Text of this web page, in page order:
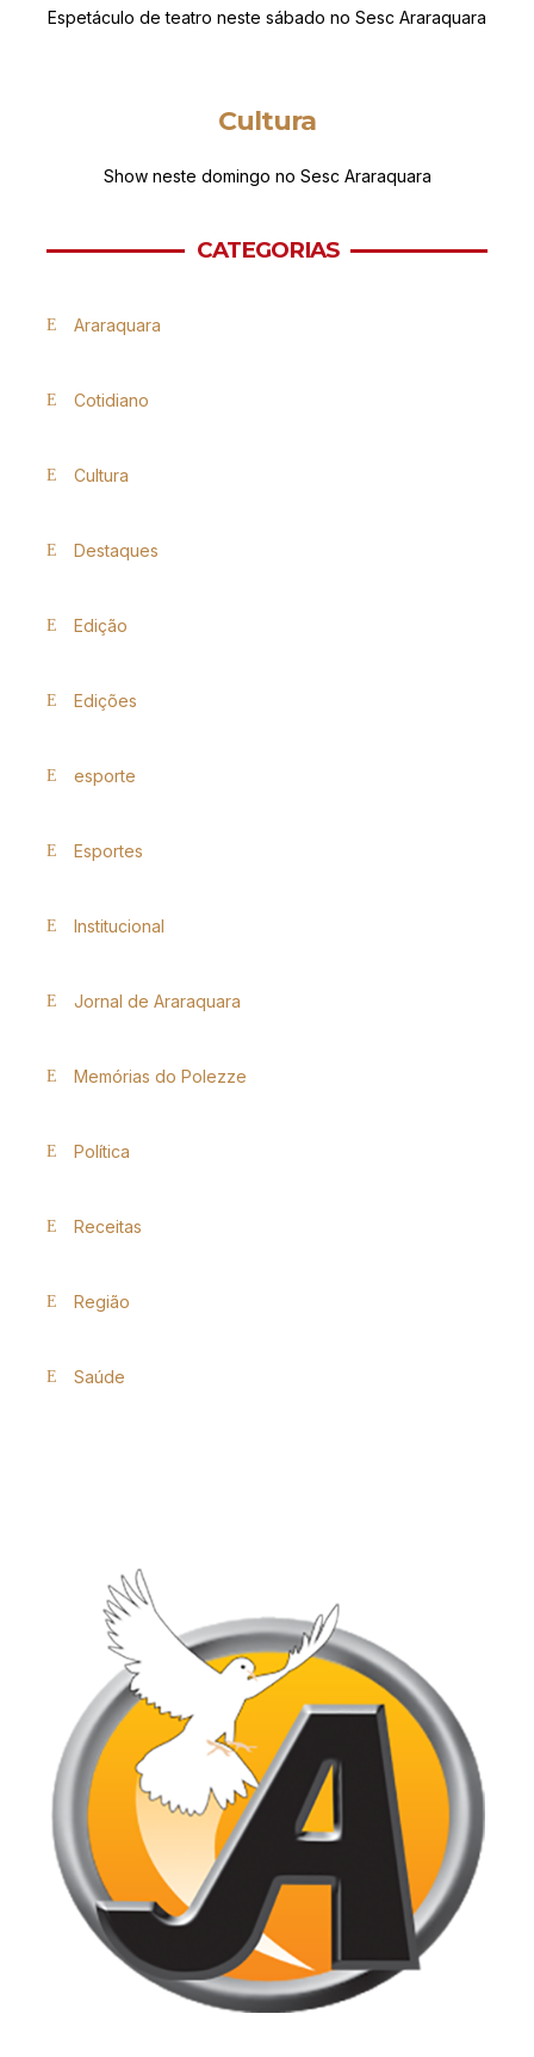
Espetáculo de teatro neste sábado no Sesc Araraquara
Cultura
Show neste domingo no Sesc Araraquara
CATEGORIAS
Araraquara
Cotidiano
Cultura
Destaques
Edição
Edições
esporte
Esportes
Institucional
Jornal de Araraquara
Memórias do Polezze
Política
Receitas
Região
Saúde